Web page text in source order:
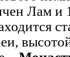
Лам и